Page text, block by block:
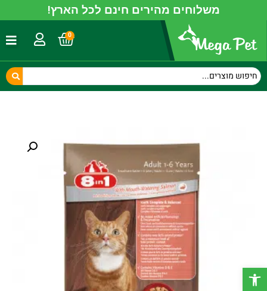
פתח סרגל נגישות
משלוחים מהירים חינם לכל הארץ!
0